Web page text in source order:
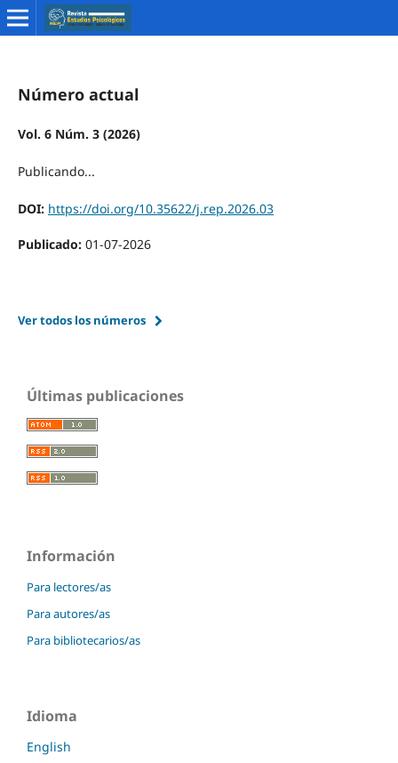
Número actual
Vol. 6 Núm. 3 (2026)
Publicando...
DOI: https://doi.org/10.35622/j.rep.2026.03
Publicado: 01-07-2026
Ver todos los números
Últimas publicaciones
Información
Para lectores/as
Para autores/as
Para bibliotecarios/as
Idioma
English